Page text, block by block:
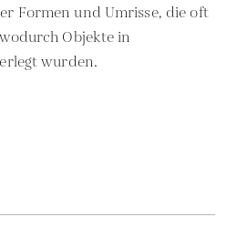
Formen und Umrisse, die oft
Objekte in
wurden.